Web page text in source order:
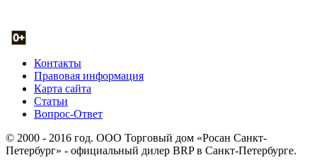
Контакты
Правовая информация
Карта сайта
Статьи
Вопрос-Ответ
© 2000 - 2016 год. ООО Торговый дом «Росан Санкт-
Петербург» - официальный дилер BRP в Санкт-Петербурге.